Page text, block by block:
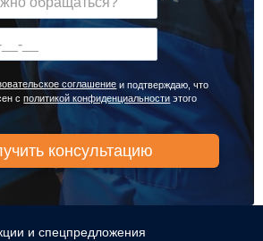
соглашение и подтверждаю, что
сполитикой конфиденциальности этого
и спецпредложения